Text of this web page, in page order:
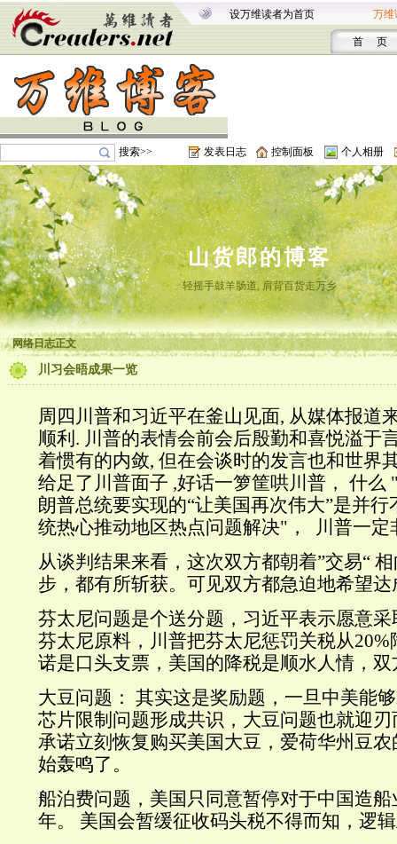
设万维读者为首页 万维
首 页
搜索>> 发表日志 控制面板 个人相册
山货郎的博客
轻摇手鼓羊肠道, 肩背百货走万乡
网络日志正文
川习会晤成果一览
周四川普和习近平在釜山见面, 从媒体报道
顺利. 川普的表情会前会后殷勤和喜悦溢于
着惯有的内敛, 但在会谈时的发言也和世界
给足了川普面子 ,好话一箩筐哄川普， 什么
朗普总统要实现的“让美国再次伟大”是并
统热心推动地区热点问题解决"， 川普一定
从谈判结果来看，这次双方都朝着”交易“
步，都有所斩获。可见双方都急迫地希望
芬太尼问题是个送分题，习近平表示愿意
芬太尼原料，川普把芬太尼惩罚关税从20%
诺是口头支票，美国的降税是顺水人情，
大豆问题： 其实这是奖励题，一旦中美能
芯片限制问题形成共识，大豆问题也就迎
承诺立刻恢复购买美国大豆，爱荷华州豆
始轰鸣了。
船泊费问题，美国只同意暂停对于中国造
年。 美国会暂缓征收码头税不得而知，逻